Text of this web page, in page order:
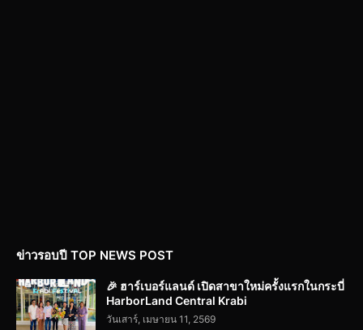
ข่าวรอบปี TOP NEWS POST
🎉 ฮาร์เบอร์แลนด์ เปิดสาขาใหม่ครั้งแรกในกระบี่
HarborLand Central Krabi
วันเสาร์, เมษายน 11, 2569